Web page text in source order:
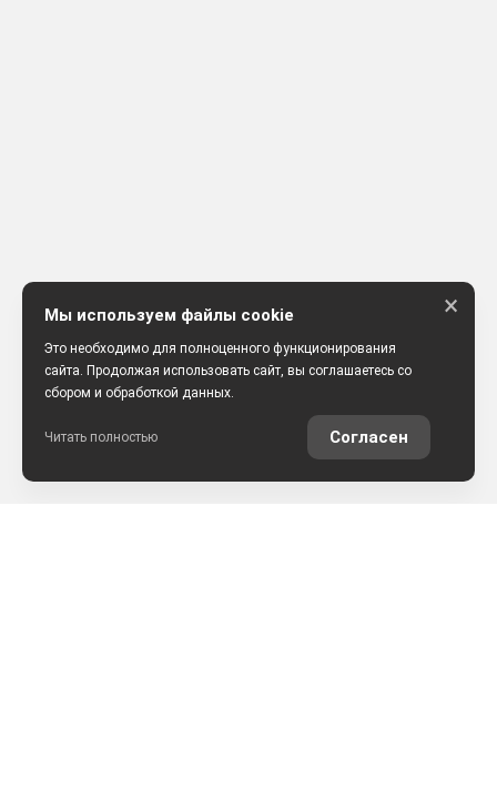
Мы используем файлы cookie
Это необходимо для полноценного функционирования
сайта. Продолжая использовать сайт, вы соглашаетесь со
сбором и обработкой данных.
Читать полностью Согласен
×